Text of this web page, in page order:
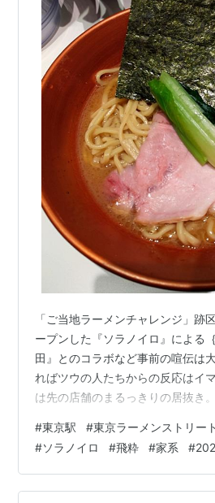
「ご当地ラーメンチャレンジ」跡
ープンした『ソラノイロ』による
田』とのコラボなど事前の喧伝は
ればツウの人たちからの反応はイ
は先の店舗のまるっきりの居抜き
店頭着で十二人の待ち。回転は良
そのまま最後尾に着く。 思惑通り
食券は入店時に。 食したのは、ラ
玉)。値段は900+100で１,０００
#東京駅 #東京ラーメンストリート
#ソラノイロ #飛粋 #家系 #